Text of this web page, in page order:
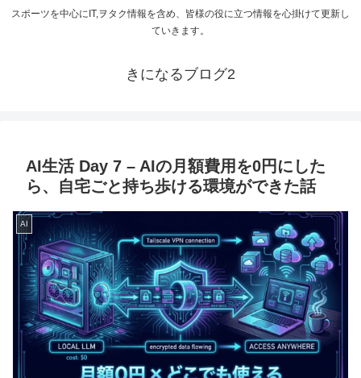
スポーツを中心にIT,ヲタク情報を含め、皆様の役に立つ情報を心掛けて更新し
ていきます。
きになるブログ2
AI生活 Day 7 – AIの月額費用を0円にした
ら、自宅ごと持ち歩ける環境ができた話
AI